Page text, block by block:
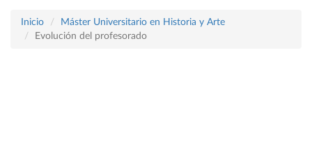
Inicio
Máster Universitario en Historia y Arte
Evolución del profesorado